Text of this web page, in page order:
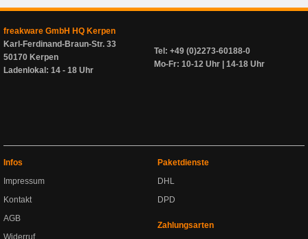
freakware GmbH HQ Kerpen
Karl-Ferdinand-Braun-Str. 33
50170 Kerpen
Ladenlokal: 14 - 18 Uhr
Tel: +49 (0)2273-60188-0
Mo-Fr: 10-12 Uhr | 14-18 Uhr
Infos
Impressum
Kontakt
AGB
Widerruf
Paketdienste
DHL
DPD
Zahlungsarten